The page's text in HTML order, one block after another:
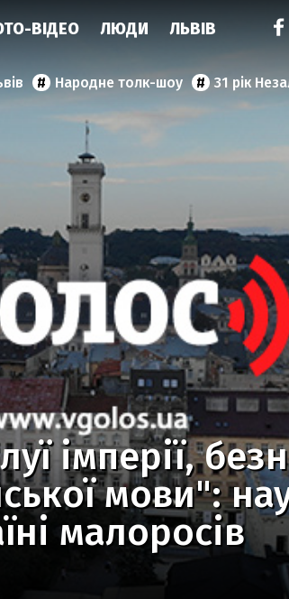
ВІДЕО ЛЮДИ ЛЬВІВ
Народне толк-шоу 31 рік
імперії,
мови":
малоросів